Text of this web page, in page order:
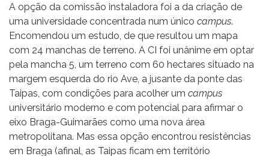
A opção da comissão instaladora foi a da criação de
uma universidade concentrada num único campus.
Encomendou um estudo, de que resultou um mapa
com 24 manchas de terreno. A CI foi unânime em optar
pela mancha 5, um terreno com 60 hectares situado na
margem esquerda do rio Ave, a jusante da ponte das
Taipas, com condições para acolher um campus
universitário moderno e com potencial para afirmar o
eixo Braga-Guimarães como uma nova área
metropolitana. Mas essa opção encontrou resistências
em Braga (afinal, as Taipas ficam em território